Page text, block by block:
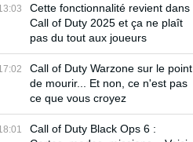
Cette fonctionnalité revient dans
Call of Duty 2025 et ça ne plaît
pas du tout aux joueurs
Call of Duty Warzone sur le point
de mourir... Et non, ce n'est pas
ce que vous croyez
Call of Duty Black Ops 6 :